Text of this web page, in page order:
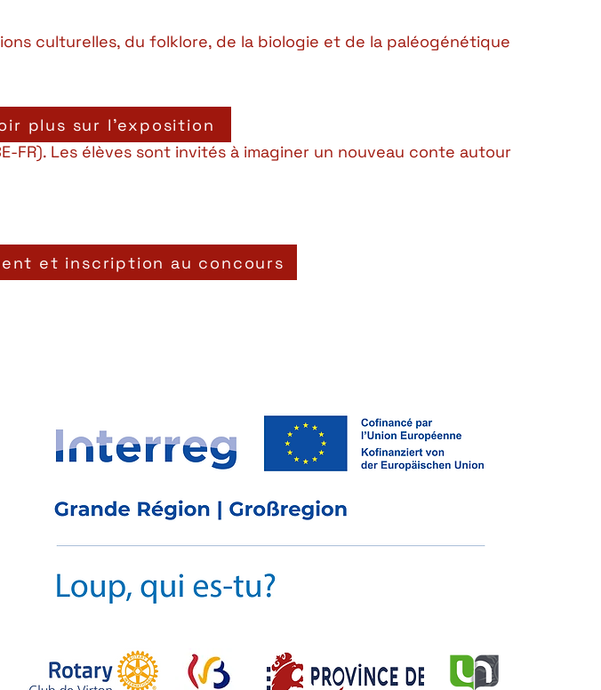
culturelles, du folklore, de la biologie et de la paléogénétique
FR). Les élèves sont invités à imaginer un nouveau conte autour
plus sur l'exposition
et inscription au concours